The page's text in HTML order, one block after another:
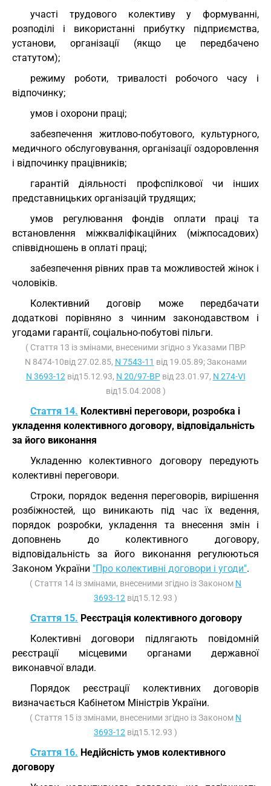
участі трудового колективу у формуванні,
розподілі і використанні прибутку підприємства,
установи, організації (якщо це передбачено
статутом);
режиму роботи, тривалості робочого часу і
відпочинку;
умов і охорони праці;
забезпечення житлово-побутового, культурного,
медичного обслуговування, організації оздоровлення
і відпочинку працівників;
гарантій діяльності профспілкової чи інших
представницьких організацій трудящих;
умов регулювання фондів оплати праці та
встановлення міжкваліфікаційних (міжпосадових)
співвідношень в оплаті праці;
забезпечення рівних прав та можливостей жінок і
чоловіків.
Колективний договір може передбачати
додаткові порівняно з чинним законодавством і
угодами гарантії, соціально-побутові пільги.
( Стаття 13 із змінами, внесеними згідно з Указами ПВР
N 8474-10від 27.02.85, N 7543-11 від 19.05.89; Законами
N 3693-12 від15.12.93, N 20/97-ВРвід 23.01.97, N 274-VI
від15.04.2008 )
Стаття 14. Колективні переговори, розробка і
укладення колективного договору, відповідальність
за його виконання
Укладенню колективного договору передують
колективні переговори.
Строки, порядок ведення переговорів, вирішення
розбіжностей, що виникають під час їх ведення,
порядок розробки, укладення та внесення змін і
доповнень до колективного договору,
відповідальність за його виконання регулюються
Законом України "Про колективні договори і угоди".
( Стаття 14 із змінами, внесеними згідно із Законом N
3693-12 від15.12.93 )
Стаття 15. Реєстрація колективного договору
Колективні договори підлягають повідомній
реєстрації місцевими органами державної
виконавчої влади.
Порядок реєстрації колективних договорів
визначається Кабінетом Міністрів України.
( Стаття 15 із змінами, внесеними згідно із Законом N
3693-12 від15.12.93 )
Стаття 16. Недійсність умов колективного
договору